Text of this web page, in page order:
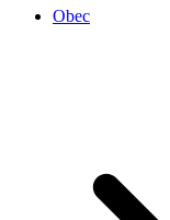
Obec